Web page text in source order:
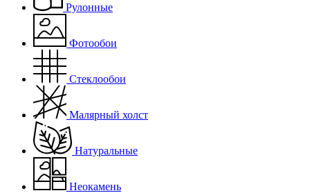
Рулонные
Фотообои
Стеклообои
Малярный холст
Натуральные
Неокамень